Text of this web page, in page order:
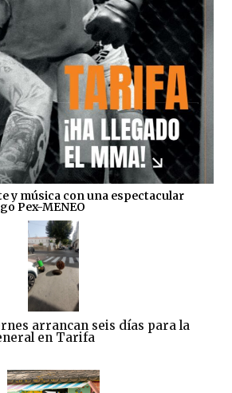
y música con una espectacular
Pex-MENEO
arrancan seis días para la
en Tarifa